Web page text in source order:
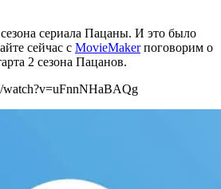
сериала Пацаны. И это было
сейчас с MovieMakerпоговорим о
2 сезона Пацанов.
watch?v=uFnnNHaBAQg